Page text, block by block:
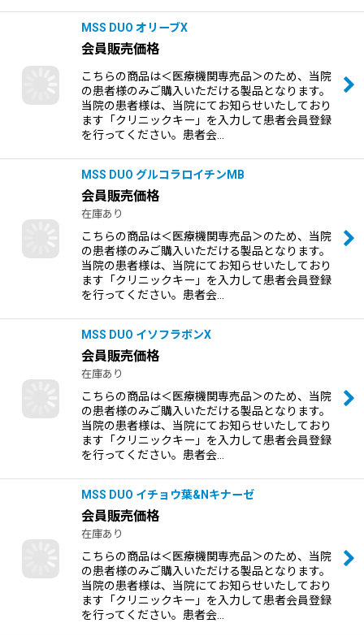
MSS DUO オリーブX
会員販売価格
こちらの商品は＜医療機関専売品＞のため、当院
の患者様のみご購入いただける製品となります。
当院の患者様は、当院にてお知らせいたしており
ます「クリニックキー」を入力して患者会員登録
を行ってください。患者会…
MSS DUO グルコラロイチンMB
会員販売価格
在庫あり
こちらの商品は＜医療機関専売品＞のため、当院
の患者様のみご購入いただける製品となります。
当院の患者様は、当院にてお知らせいたしており
ます「クリニックキー」を入力して患者会員登録
を行ってください。患者会…
MSS DUO イソフラボンX
会員販売価格
在庫あり
こちらの商品は＜医療機関専売品＞のため、当院
の患者様のみご購入いただける製品となります。
当院の患者様は、当院にてお知らせいたしており
ます「クリニックキー」を入力して患者会員登録
を行ってください。患者会…
MSS DUO イチョウ葉&Nキナーゼ
会員販売価格
在庫あり
こちらの商品は＜医療機関専売品＞のため、当院
の患者様のみご購入いただける製品となります。
当院の患者様は、当院にてお知らせいたしており
ます「クリニックキー」を入力して患者会員登録
を行ってください。患者会…